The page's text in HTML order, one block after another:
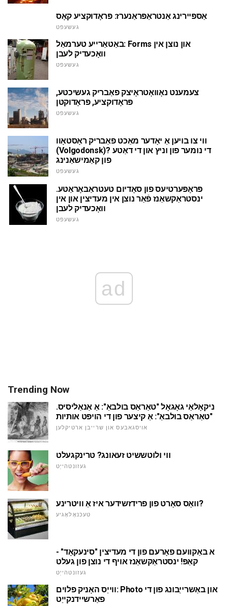
אַספּיירינג אַנטראַפּראַנערז: פּראָדוקציע קאָס
געשעפט
באַטאַרייע טערמאַל: Forms און נוצן אין
וואָכעדיק לעבן
געשעפט
צעמענט נאָוואָטראָיצק פאַבריק געשיכטע,
פּראָדוקציע, פּראָדוקטן
געשעפט
ווי צו בויען אַ יאָדער מאַכט פאַבריק ראָסטאָוו
(Volgodonsk)? די נומער פון וניץ און די דאַטע
פון קאַמישאַנינג
געשעפט
פּראָפּערטיעס פון סאָדיום טעטראַבאָראַטע.
ינסטראַקשאַנז פֿאַר נוצן אין מעדיצין און אין
וואָכעדיק לעבן
געשעפט
ad
Trending Now
ניקאָלאַי גאָגאָל "טאַראַס בולבאַ": אַ אַנאַליסיס.
"טאַראַס בולבאַ": אַ קיצער פון די הויפּט אותיות
אויסגאבעס און שרייבן ארטיקלען
ווי ולוטששיט זעאונג? טרינקגעלט
געזונטהייַט
וואָס סאָרט פון פרידזשידער איז אַ וויטרינע?
טעכנאָלאָגיע
א באַקוועם פאָרעם פון די מעדיצין "סינעקאָד" -
קאַפּ! ינסטראַקשאַנז אויף די נוצן פון געלט
געזונטהייַט
ווייַס האָניק פלוים: Photo און באַשרייַבונג פון די
פאַרשיידנקייַט